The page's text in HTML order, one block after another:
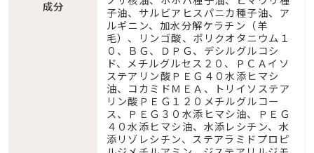
成分
子油、サルビアヒスパニカ種子油、ア
ルギニン、加水分解ケラチン（羊
毛）、リンゴ酸、ポリクオタニウム１
０、ＢＧ、ＤＰＧ、デシルグルコシ
ド、メチルグルセス２０、ＰＣＡイソ
ステアリン酸ＰＥＧ４０水添ヒマシ
油、コカミドＭＥＡ、トリイソステア
リン酸ＰＥＧ１２０メチルグルコー
ス、ＰＥＧ３０水添ヒマシ油、ＰＥＧ
４０水添ヒマシ油、水添レシチン、水
添リゾレシチン、ステアラミドプロピ